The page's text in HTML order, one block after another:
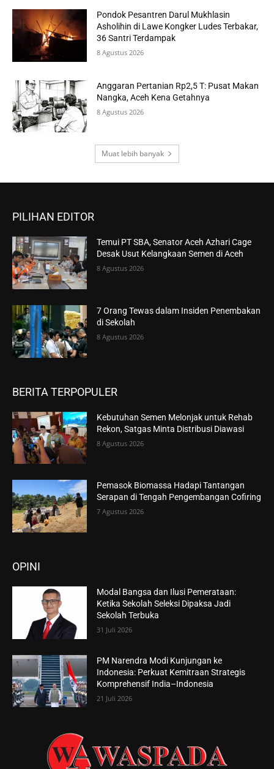
Pondok Pesantren Darul Mukhlasin
Asholihin di Lawe Kongker Ludes Terbakar,
36 Santri Terdampak
8 Agustus 2026
Anggaran Pertanian Rp2,5 T: Pusat Makan
Nangka, Aceh Kena Getahnya
8 Agustus 2026
Muat lebih banyak
PILIHAN EDITOR
Temui PT SBA, Senator Aceh Azhari Cage
Desak Usut Kelangkaan Semen di Aceh
8 Agustus 2026
7 Orang Tewas dalam Insiden Penembakan
di Sekolah
8 Agustus 2026
BERITA TERPOPULER
Kebutuhan Semen Melonjak untuk Rehab
Rekon, Satgas Minta Distribusi Diawasi
8 Agustus 2026
Pemasok Biomassa Hadapi Tantangan
Serapan di Tengah Pengembangan Cofiring
7 Agustus 2026
OPINI
Modal Bangsa dan Ilusi Pemerataan:
Ketika Sekolah Seleksi Dipaksa Jadi
Sekolah Terbuka
31 Juli 2026
PM Narendra Modi Kunjungan ke
Indonesia: Perkuat Kemitraan Strategis
Komprehensif India–Indonesia
21 Juli 2026